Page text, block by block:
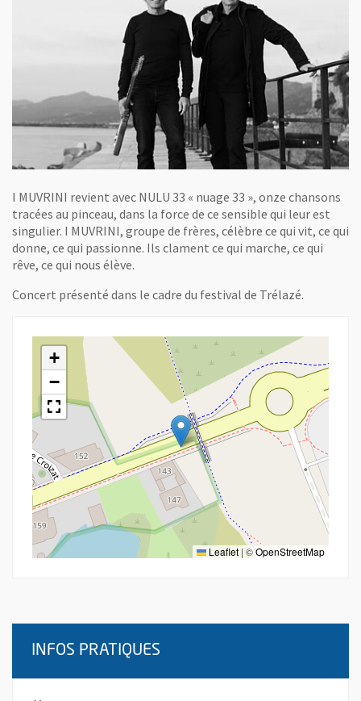
I MUVRINI revient avec NULU 33 « nuage 33 », onze chansons
tracées au pinceau, dans la force de ce sensible qui leur est
singulier. I MUVRINI, groupe de frères, célèbre ce qui vit, ce qui
donne, ce qui passionne. Ils clament ce qui marche, ce qui
rêve, ce qui nous élève.
Concert présenté dans le cadre du festival de Trélazé.
+
−
Leaflet | ©OpenStreetMap
INFOS PRATIQUES